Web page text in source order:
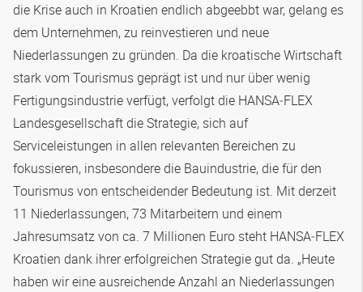
die Krise auch in Kroatien endlich abgeebbt war, gelang es
dem Unternehmen, zu reinvestieren und neue
Niederlassungen zu gründen. Da die kroatische Wirtschaft
stark vom Tourismus geprägt ist und nur über wenig
Fertigungsindustrie verfügt, verfolgt die HANSA‑FLEX
Landesgesellschaft die Strategie, sich auf
Serviceleistungen in allen relevanten Bereichen zu
fokussieren, insbesondere die Bauindustrie, die für den
Tourismus von entscheidender Bedeutung ist. Mit derzeit
11 Niederlassungen, 73 Mitarbeitern und einem
Jahresumsatz von ca. 7 Millionen Euro steht HANSA‑FLEX
Kroatien dank ihrer erfolgreichen Strategie gut da. „Heute
haben wir eine ausreichende Anzahl an Niederlassungen